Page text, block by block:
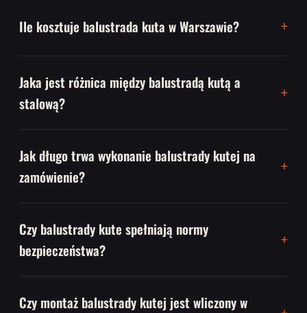
Ile kosztuje balustrada kuta w Warszawie?
Jaka jest różnica między balustradą kutą a
stalową?
Jak długo trwa wykonanie balustrady kutej na
zamówienie?
Czy balustrady kute spełniają normy
bezpieczeństwa?
Czy montaż balustrady kutej jest wliczony w